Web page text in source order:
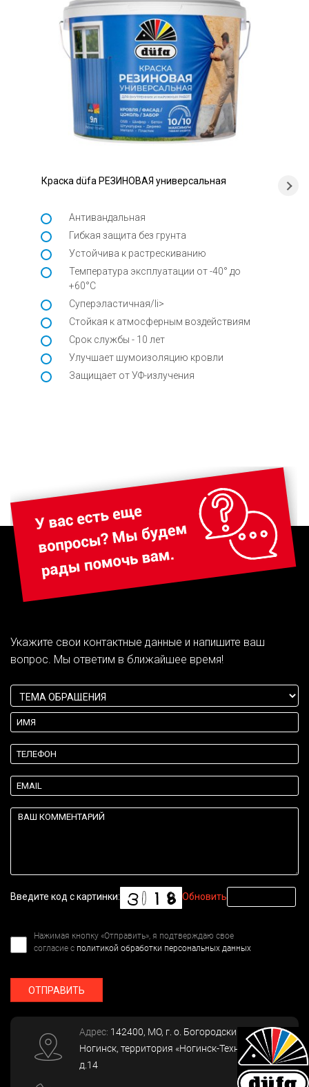
Краска düfa РЕЗИНОВАЯ универсальная
Антивандальная
Гибкая защита без грунта
Устойчива к растрескиванию
Температура эксплуатации от -40° до
+60°C
Суперэластичная/li>
Стойкая к атмосферным воздействиям
Срок службы - 10 лет
Улучшает шумоизоляцию кровли
Защищает от УФ-излучения
Укажите свои контактные данные и напишите ваш
вопрос. Мы ответим в ближайшее время!
Введите код с картинки: Обновить
Нажимая кнопку «Отправить», я подтверждаю свое
согласие с политикой обработки персональных данных
ОТПРАВИТЬ
Адрес: 142400, МО, г. о. Богородский, г.
Ногинск, территория «Ногинск-Технопарк»,
д.14